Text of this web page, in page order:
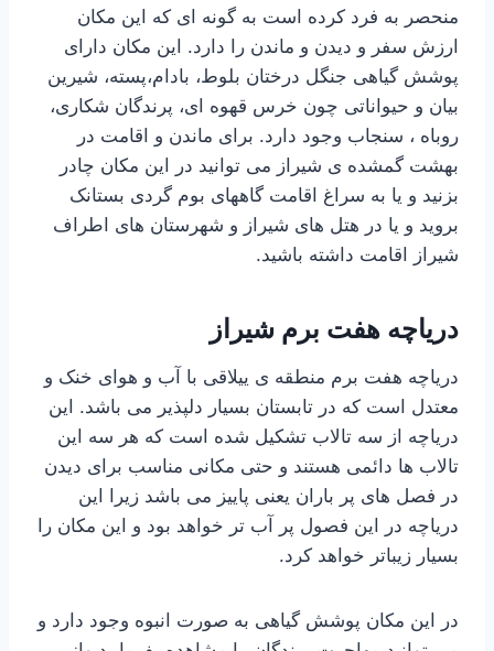
منحصر به فرد کرده است به گونه ای که این مکان
ارزش سفر و دیدن و ماندن را دارد. این مکان دارای
پوشش گیاهی جنگل درختان بلوط، بادام،پسته، شیرین
بیان و حیواناتی چون خرس قهوه ای، پرندگان شکاری،
روباه ، سنجاب وجود دارد. برای ماندن و اقامت در
بهشت گمشده ی شیراز می توانید در این مکان چادر
بزنید و یا به سراغ اقامت گاههای بوم گردی بستانک
بروید و یا در هتل های شیراز و شهرستان های اطراف
شیراز اقامت داشته باشید.
دریاچه هفت برم شیراز
دریاچه هفت برم منطقه ی ییلاقی با آب و هوای خنک و
معتدل است که در تابستان بسیار دلپذیر می باشد. این
دریاچه از سه تالاب تشکیل شده است که هر سه این
تالاب ها دائمی هستند و حتی مکانی مناسب برای دیدن
در فصل های پر باران یعنی پاییز می باشد زیرا این
دریاچه در این فصول پر آب تر خواهد بود و این مکان را
بسیار زیباتر خواهد کرد.
در این مکان پوشش گیاهی به صورت انبوه وجود دارد و